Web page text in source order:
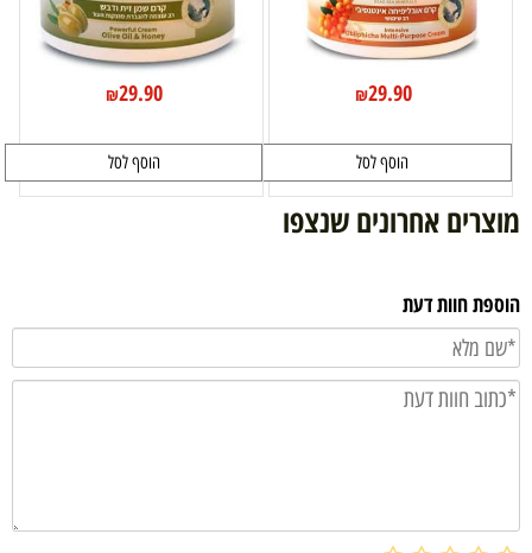
₪29.90
הוסף לסל
₪29.90
הוסף לסל
מוצרים אחרונים שנצפו
הוספת חוות דעת